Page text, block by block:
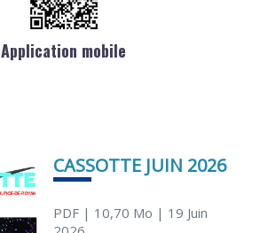
Application mobile
CASSOTTE JUIN 2026
PDF| 10,70 Mo | 19 Juin